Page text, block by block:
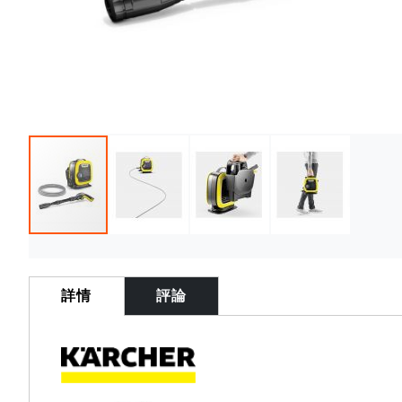
images
詳情 評論